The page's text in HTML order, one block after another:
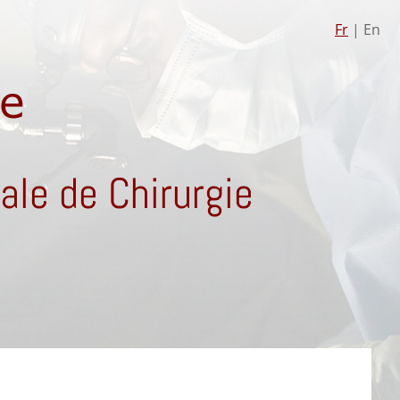
Fr | En
de Chirurgie